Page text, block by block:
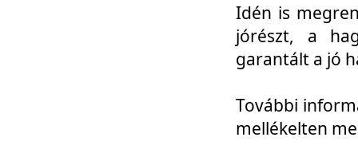
Idén is
jórészt, a
garantált a jó
További
mellékelten